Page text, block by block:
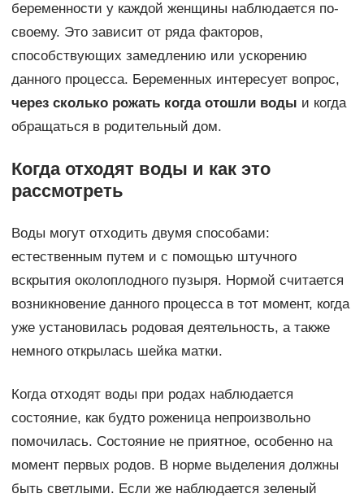
беременности у каждой женщины наблюдается по-
своему. Это зависит от ряда факторов,
способствующих замедлению или ускорению
данного процесса. Беременных интересует вопрос,
через сколько рожать когда отошли воды и когда
обращаться в родительный дом.
Когда отходят воды и как это
рассмотреть
Воды могут отходить двумя способами:
естественным путем и с помощью штучного
вскрытия околоплодного пузыря. Нормой считается
возникновение данного процесса в тот момент, когда
уже установилась родовая деятельность, а также
немного открылась шейка матки.
Когда отходят воды при родах наблюдается
состояние, как будто роженица непроизвольно
помочилась. Состояние не приятное, особенно на
момент первых родов. В норме выделения должны
быть светлыми. Если же наблюдается зеленый